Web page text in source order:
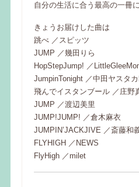
自分の生活に合う最高の一冊
きょうお届けした曲は
跳べ ／スピッツ
JUMP ／幾田りら
HopStepJump! ／
JumpinTonight ／中田ヤスタ
飛んでイスタンブール ／庄野
JUMP ／渡辺美里
JUMP!JUMP! ／倉木麻衣
JUMPIN’JACKJIVE ／斎藤和
FLYHIGH ／NEWS
FlyHigh ／milet